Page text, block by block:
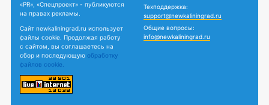
«PR», «Спецпроект» - публикуются
на правах рекламы.
Сайт newkaliningrad.ru использует
файлы cookie. Продолжая работу
с сайтом, вы соглашаетесь на
сбор и последующую обработку
файлов cookie.
Техподдержка:
support@newkaliningrad.ru
Общие вопросы:
info@newkaliningrad.ru